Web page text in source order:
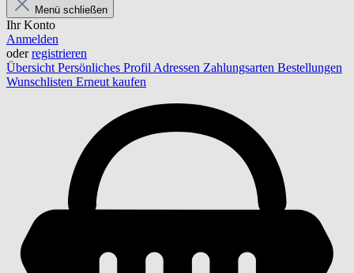
Menü schließen
Ihr Konto
Anmelden
oderregistrieren
Übersicht Persönliches Profil Adressen Zahlungsarten Bestellungen
Wunschlisten Erneut kaufen